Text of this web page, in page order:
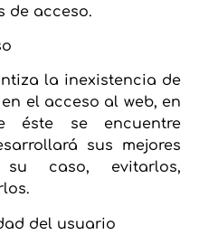
de acceso.
la inexistencia de
el acceso al web, en
éste se encuentre
sus mejores
caso, evitarlos,
del usuario